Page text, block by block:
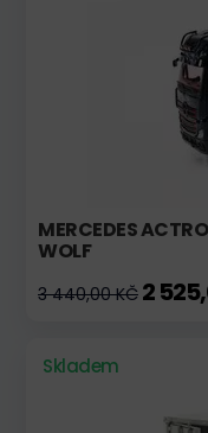
MERCEDES
WOLF
3 440,00 KČ 2
Skladem